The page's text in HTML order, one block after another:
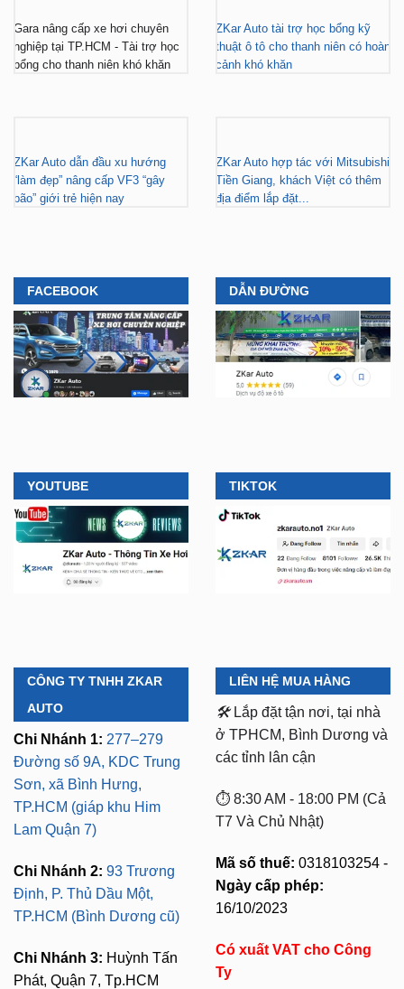
Gara nâng cấp xe hơi chuyên
nghiệp tại TP.HCM - Tài trợ học
bổng cho thanh niên khó khăn
ZKar Auto tài trợ học bổng kỹ
thuật ô tô cho thanh niên có hoàn
cảnh khó khăn
ZKar Auto dẫn đầu xu hướng
“làm đẹp” nâng cấp VF3 “gây
bão” giới trẻ hiện nay
ZKar Auto hợp tác với Mitsubishi
Tiền Giang, khách Việt có thêm
địa điểm lắp đặt...
FACEBOOK DẪN ĐƯỜNG
YOUTUBE TIKTOK
CÔNG TY TNHH ZKAR
AUTO
Chi Nhánh 1: 277–279
Đường số 9A, KDC Trung
Sơn, xã Bình Hưng,
TP.HCM (giáp khu Him
Lam Quận 7)
Chi Nhánh 2: 93 Trương
Định, P. Thủ Dầu Một,
TP.HCM (Bình Dương cũ)
Chi Nhánh 3: Huỳnh Tấn
Phát, Quận 7, Tp.HCM
LIÊN HỆ MUA HÀNG
🛠️ Lắp đặt tận nơi, tại nhà
ở TPHCM, Bình Dương và
các tỉnh lân cận
⏱️ 8:30 AM - 18:00 PM (Cả
T7 Và Chủ Nhật)
Mã số thuế: 0318103254 -
Ngày cấp phép:
16/10/2023
Có xuất VAT cho Công
Ty